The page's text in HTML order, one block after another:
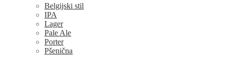
Belgijski stil
IPA
Lager
Pale Ale
Porter
Pšenična